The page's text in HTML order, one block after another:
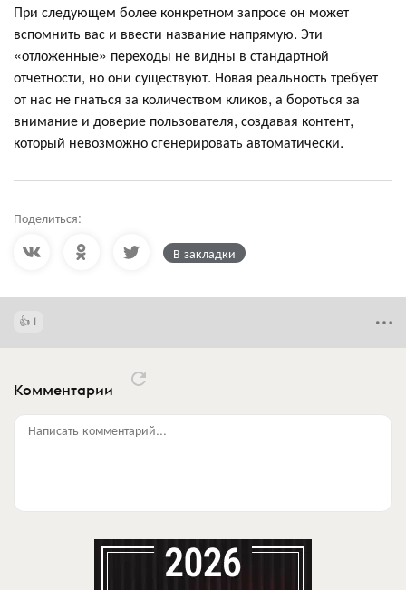
При следующем более конкретном запросе он может
вспомнить вас и ввести название напрямую. Эти
«отложенные» переходы не видны в стандартной
отчетности, но они существуют. Новая реальность требует
от нас не гнаться за количеством кликов, а бороться за
внимание и доверие пользователя, создавая контент,
который невозможно сгенерировать автоматически.
Поделиться:
В закладки
1
Комментарии
Написать комментарий...